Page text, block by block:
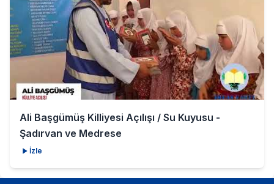
Ali Başgümüş Killiyesi Açılışı / Su Kuyusu -
Şadırvan ve Medrese
İzle